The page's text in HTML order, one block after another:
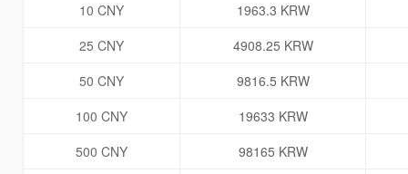
10 CNY
1963.3 KRW
25 CNY
4908.25 KRW
50 CNY
9816.5 KRW
100 CNY
19633 KRW
500 CNY
98165 KRW